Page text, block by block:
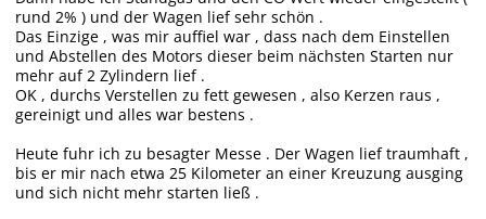
rund 2% ) und der Wagen lief sehr schön .
Das Einzige , was mir auffiel war , dass nach dem Einstellen
und Abstellen des Motors dieser beim nächsten Starten nur
mehr auf 2 Zylindern lief .
OK , durchs Verstellen zu fett gewesen , also Kerzen raus ,
gereinigt und alles war bestens .
Heute fuhr ich zu besagter Messe . Der Wagen lief traumhaft ,
bis er mir nach etwa 25 Kilometer an einer Kreuzung ausging
und sich nicht mehr starten ließ .